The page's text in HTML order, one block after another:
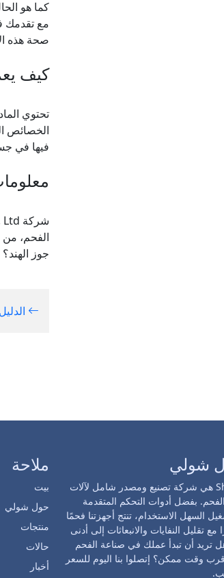
كما هو
مع تقدمك
صحة هذه
كيف
تحتوي
الخصائص
فيها في
شركة Shuliy Machinery Co., Ltd هي مصنع محترف
الفحم، من
جوز
شولي
Shuliy هي شركة تصنيع ومصدر شامل لآلات
بفضل أدوات التحكم المتقدمة
السهل الاستخدام، تنتج أجهزتنا فحمًا
مع تقليل النفايات والانبعاثات إلى أدنى
تريد أن تبدأ عملك في صناعة الفحم
وقت ممكن؟ إتصلوا بنا اليوم للسعر
ملاحة
بيت
حول شولي
منتجات
حالات
أخبار